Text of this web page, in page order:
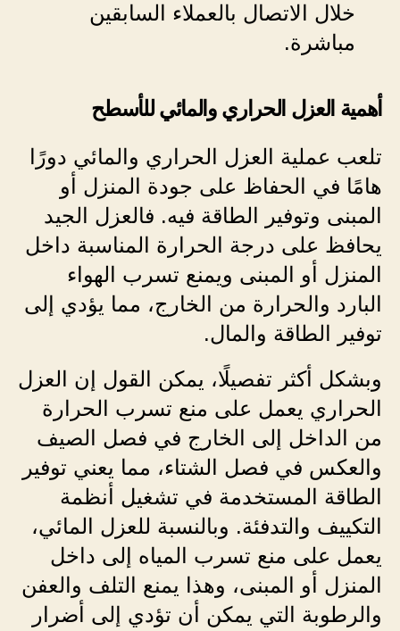
خلال الاتصال بالعملاء السابقين
مباشرة.
أهمية العزل الحراري والمائي للأسطح
تلعب عملية العزل الحراري والمائي دورًا
هامًا في الحفاظ على جودة المنزل أو
المبنى وتوفير الطاقة فيه. فالعزل الجيد
يحافظ على درجة الحرارة المناسبة داخل
المنزل أو المبنى ويمنع تسرب الهواء
البارد والحرارة من الخارج، مما يؤدي إلى
توفير الطاقة والمال.
وبشكل أكثر تفصيلًا، يمكن القول إن العزل
الحراري يعمل على منع تسرب الحرارة
من الداخل إلى الخارج في فصل الصيف
والعكس في فصل الشتاء، مما يعني توفير
الطاقة المستخدمة في تشغيل أنظمة
التكييف والتدفئة. وبالنسبة للعزل المائي،
يعمل على منع تسرب المياه إلى داخل
المنزل أو المبنى، وهذا يمنع التلف والعفن
والرطوبة التي يمكن أن تؤدي إلى أضرار